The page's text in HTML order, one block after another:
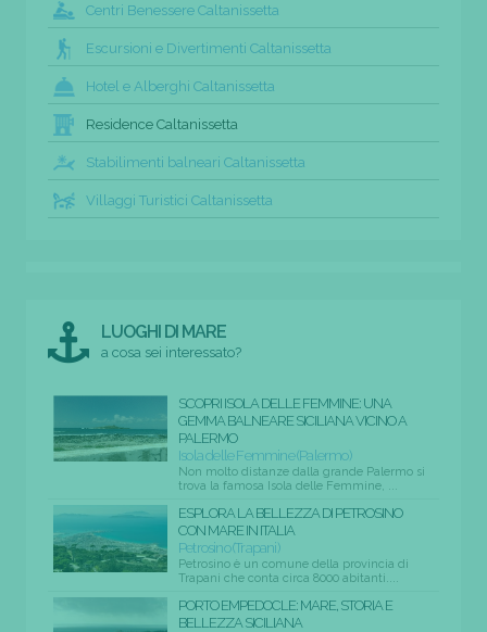
Centri Benessere Caltanissetta
Escursioni e Divertimenti Caltanissetta
Hotel e Alberghi Caltanissetta
Residence Caltanissetta
Stabilimenti balneari Caltanissetta
Villaggi Turistici Caltanissetta
LUOGHI DI MARE
a cosa sei interessato?
SCOPRI ISOLA DELLE FEMMINE: UNA
GEMMA BALNEARE SICILIANA VICINO A
PALERMO
Isola delle Femmine (Palermo)
Non molto distanze dalla grande Palermo si
trova la famosa Isola delle Femmine, ...
ESPLORA LA BELLEZZA DI PETROSINO
CON MARE IN ITALIA
Petrosino (Trapani)
Petrosino è un comune della provincia di
Trapani che conta circa 8000 abitanti....
PORTO EMPEDOCLE: MARE, STORIA E
BELLEZZA SICILIANA